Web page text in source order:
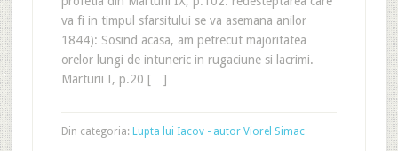
va fi in timpul sfarsitului se va asemana anilor
1844): Sosind acasa, am petrecut majoritatea
orelor lungi de intuneric in rugaciune si lacrimi.
Marturii I, p.20 […]
Din categoria: Lupta lui Iacov - autor Viorel Simac